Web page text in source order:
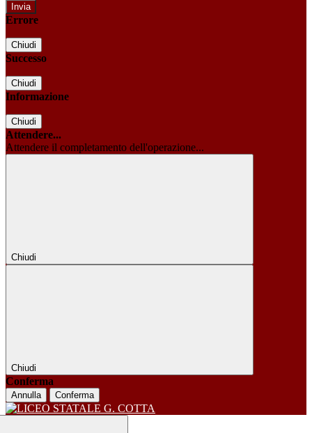
Errore
Chiudi
Successo
Chiudi
Informazione
Chiudi
Attendere...
Attendere il completamento dell'operazione...
Chiudi
Chiudi
Conferma
Annulla Conferma